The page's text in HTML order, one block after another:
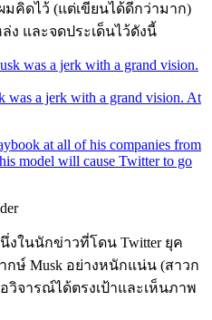
คิดไว้ (แต่เขียนได้ดีกว่ามาก)
ง และจดประเด็นไว้ดังนี้
was a jerk with a grand vision. At
at all of his companies from
model will cause Twitter to go
งในนักข่าวที่โดน Twitter ยุค
ษ์ Musk อย่างหนักแน่น (สาวก
วิจารณ์ได้ตรงเป้าและเห็นภาพ